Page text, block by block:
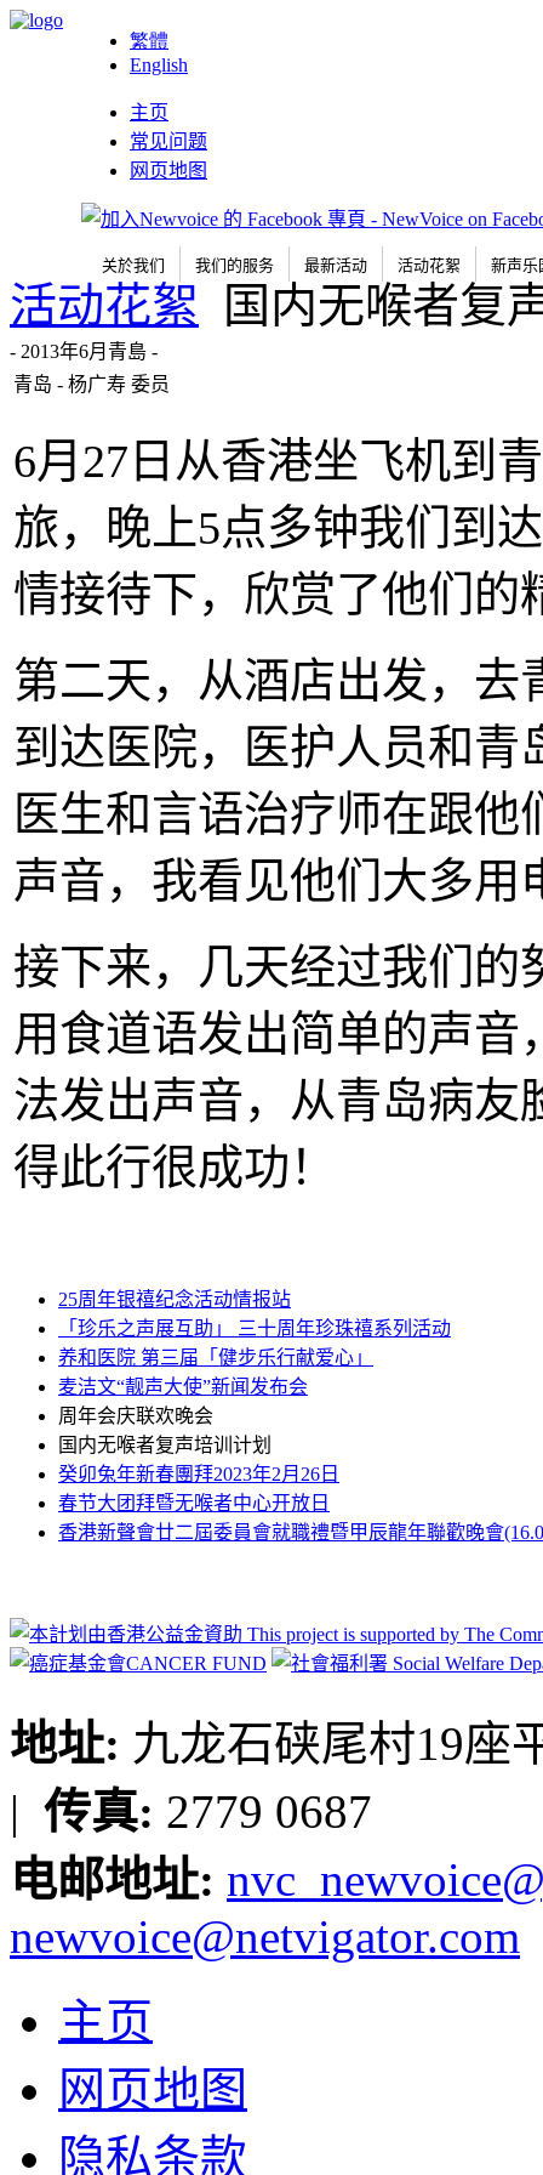
繁體
English
主页
常见问题
网页地图
关於我们 我们的服务 最新活动 活动花絮 新声乐
活动花絮 国内无喉者复
- 2013年6月青島 -
青岛 - 杨广寿 委员
6月27日从香港坐飞机到
旅，晚上5点多钟我们到
情接待下，欣赏了他们的
第二天，从酒店出发，去
到达医院，医护人员和青
医生和言语治疗师在跟
声音，我看见他们大多用
接下来，几天经过我们的
用食道语发出简单的声
法发出声音，从青岛病友
得此行很成功！
25周年银禧纪念活动情报站
「珍乐之声展互助」 三十周年珍珠禧系列活动
养和医院 第三届「健步乐行献爱心」
麦洁文“靓声大使”新闻发布会
周年会庆联欢晚会
国内无喉者复声培训计划
癸卯兔年新春團拜2023年2月26日
春节大团拜暨无喉者中心开放日
香港新聲會廿二屆委員會就職禮暨甲辰龍年聯歡晚會
地址: 九龙石硖尾村19座
| 传真: 2779 0687
电邮地址:
newvoice@netvigator.com
主页
网页地图
隐私条款